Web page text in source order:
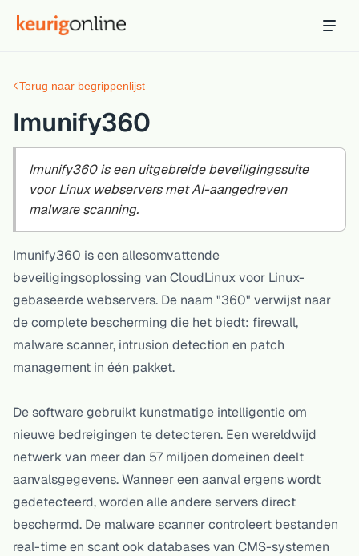
Hosting
Hosting & servers
Domeinnaam
Registreer je domein
Ondersteuning
Ontdek
Blog & tools
Webmail
Terug naar begrippenlijst
Imunify360
Imunify360 is een uitgebreide beveiligingssuite
voor Linux webservers met AI-aangedreven
malware scanning.
Imunify360 is een allesomvattende
beveiligingsoplossing van CloudLinux voor Linux-
gebaseerde webservers. De naam "360" verwijst naar
de complete bescherming die het biedt: firewall,
malware scanner, intrusion detection en patch
management in één pakket.
De software gebruikt kunstmatige intelligentie om
nieuwe bedreigingen te detecteren. Een wereldwijd
netwerk van meer dan 57 miljoen domeinen deelt
aanvalsgegevens. Wanneer een aanval ergens wordt
gedetecteerd, worden alle andere servers direct
beschermd. De malware scanner controleert bestanden
real-time en scant ook databases van CMS-systemen